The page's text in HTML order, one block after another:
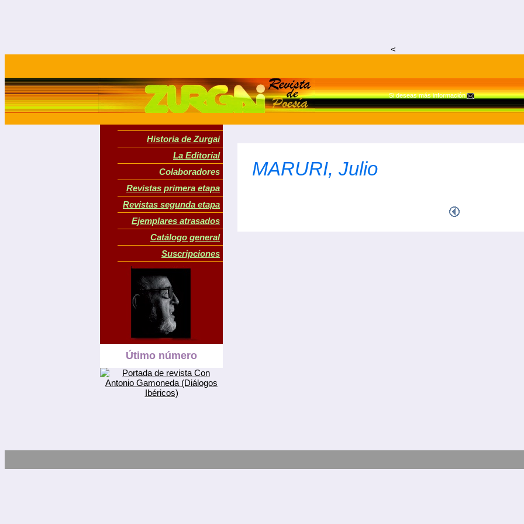
<
Si deseas más información
Historia de Zurgai
La Editorial
Colaboradores
Revistas primera etapa
Revistas segunda etapa
Ejemplares atrasados
Catálogo general
Suscripciones
Útimo número
MARURI, Julio